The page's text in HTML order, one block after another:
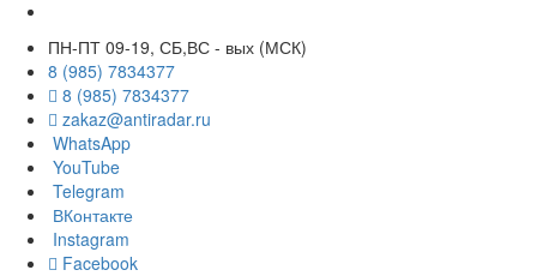
ПН-ПТ 09-19, СБ,ВС - вых (МСК)
8 (985) 7834377
8 (985) 7834377
zakaz@antiradar.ru
WhatsApp
YouTube
Telegram
ВКонтакте
Instagram
Facebook